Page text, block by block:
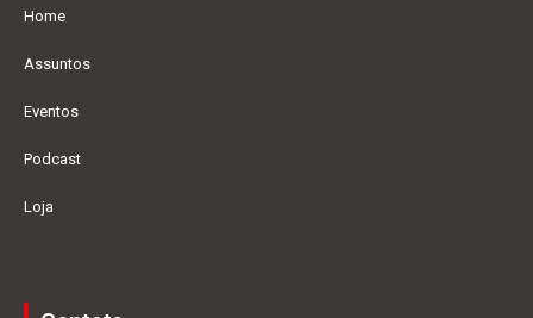
Home
Assuntos
Eventos
Podcast
Loja